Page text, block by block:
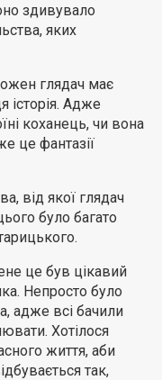
здивувало
яких
глядач має
історія. Адже
коханець, чи вона
це фантазії
від якої глядач
було багато
це був цікавий
Непросто було
адже всі бачили
Хотілося
життя, аби
так,